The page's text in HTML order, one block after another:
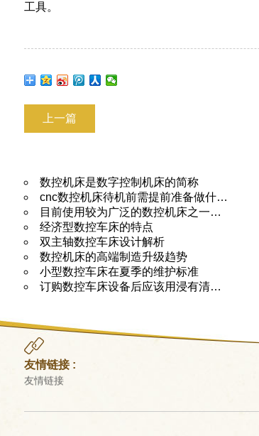
工具。
上一篇
数控机床是数字控制机床的简称
cnc数控机床待机前需提前准备做什…
目前使用较为广泛的数控机床之一…
经济型数控车床的特点
双主轴数控车床设计解析
数控机床的高端制造升级趋势
小型数控车床在夏季的维护标准
订购数控车床设备后应该用浸有清…
友情链接 :
友情链接